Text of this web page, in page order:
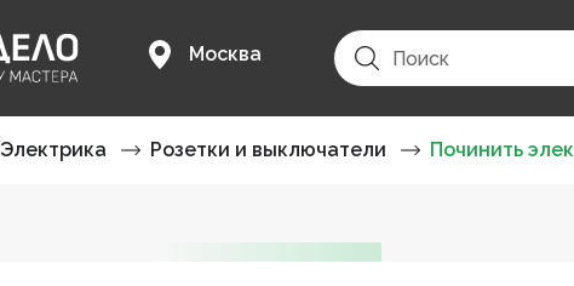
Москва
Электрика Розетки и выключатели Починить